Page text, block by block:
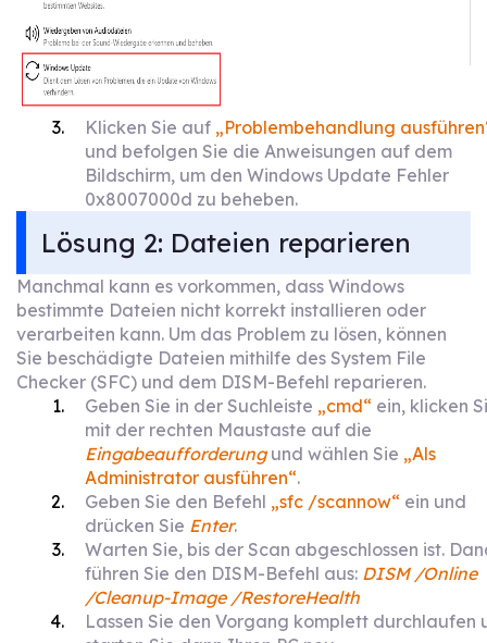
Klicken Sie auf „Problembehandlung
und befolgen Sie die Anweisungen auf dem
Bildschirm, um den Windows Update Fehler
0x8007000d zu beheben.
Lösung 2: Dateien reparieren
Manchmal kann es vorkommen, dass Windows
bestimmte Dateien nicht korrekt installieren oder
verarbeiten kann. Um das Problem zu lösen, können
Sie beschädigte Dateien mithilfe des System File
Checker (SFC) und dem DISM-Befehl reparieren.
Geben Sie in der Suchleiste „cmd“ ein, klicken
mit der rechten Maustaste auf die
Eingabeaufforderungund wählen Sie „Als
Administrator ausführen“.
Geben Sie den Befehl „sfc /scannow“ ein und
drücken Sie Enter.
Warten Sie, bis der Scan abgeschlossen ist.
führen Sie den DISM-Befehl aus: DISM /Online
/Cleanup-Image /RestoreHealth
Lassen Sie den Vorgang komplett durchlaufen